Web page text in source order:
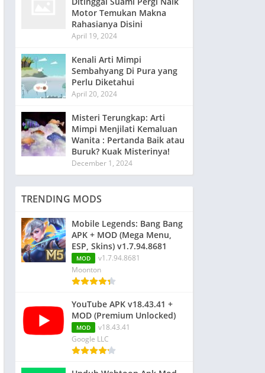
Motor Temukan Makna
Rahasianya Disini
April 19, 2024
Kenali Arti Mimpi
Sembahyang Di Pura yang
Perlu Diketahui
April 20, 2024
Misteri Terungkap: Arti
Mimpi Menjilati Kemaluan
Wanita : Pertanda Baik atau
Buruk? Kuak Misterinya!
December 1, 2024
TRENDING MODS
Mobile Legends: Bang Bang
APK + MOD (Mega Menu,
ESP, Skins) v1.7.94.8681
MOD
v1.7.94.8681
Moonton
YouTube APK v18.43.41 +
MOD (Premium Unlocked)
MOD
v18.43.41
Google LLC